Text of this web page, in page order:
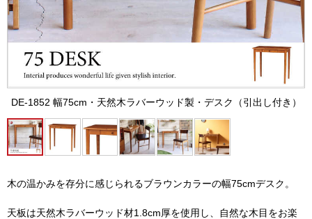
DE-1852 幅75cm・天然木ラバーウッド製・デスク（引出し付き）
木の温かみを存分に感じられるブラウンカラーの幅75cmデスク。
天板は天然木ラバーウッド材1.8cm厚を使用し、自然な木目をお楽